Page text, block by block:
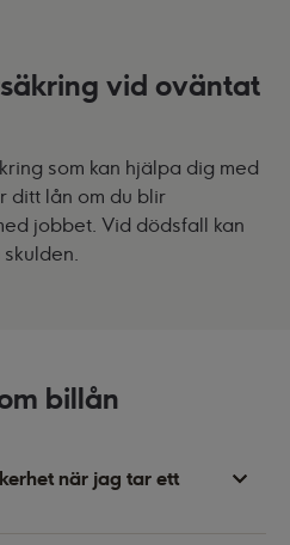
vid oväntat
som kan hjälpa dig med
ditt lån om du blir
jobbet. Vid dödsfall kan
billån
när jag tar ett